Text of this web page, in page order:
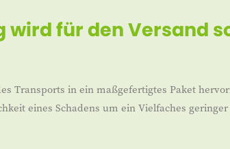
wird für den Versand
Transports in ein maßgefertigtes Paket
eines Schadens um ein Vielfaches